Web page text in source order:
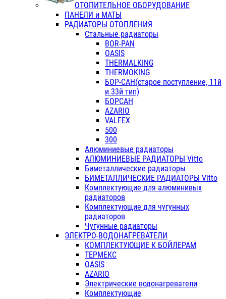
ОТОПИТЕЛЬНОЕ ОБОРУДОВАНИЕ
ПАНЕЛИ и МАТЫ
РАДИАТОРЫ ОТОПЛЕНИЯ
Стальные радиаторы
BOR-PAN
OASIS
THERMALKING
THERMOKING
БОР-САН(старое поступление, 11й
и 33й тип)
БОРСАН
AZARIO
VALFEX
500
300
Алюминиевые радиаторы
АЛЮМИНИЕВЫЕ РАДИАТОРЫ Vitto
Биметаллические радиаторы
БИМЕТАЛЛИЧЕСКИЕ РАДИАТОРЫ Vitto
Комплектующие для алюминивых
радиаторов
Комплектующие для чугунных
радиаторов
Чугунные радиаторы
ЭЛЕКТРО-ВОДОНАГРЕВАТЕЛИ
КОМПЛЕКТУЮЩИЕ К БОЙЛЕРАМ
ТЕРМЕКС
OASIS
AZARIO
Электрические водонагреватели
Комплектующие